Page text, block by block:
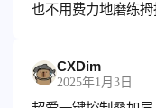
也不用费力地磨练拇
CXDim
2025年1月3日